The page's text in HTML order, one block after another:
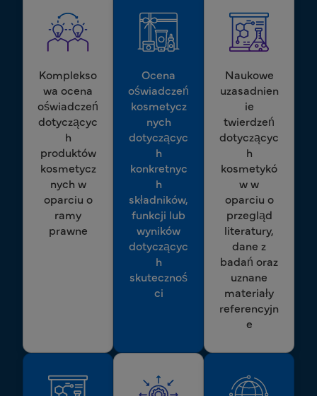
Komplekso
wa ocena
oświadczeń
dotyczącyc
h
produktów
kosmetycz
nych w
oparciu o
ramy
prawne
Ocena
oświadczeń
kosmetycz
nych
dotyczącyc
h
konkretnyc
h
składników,
funkcji lub
wyników
dotyczącyc
h
skutecznoś
ci
Naukowe
uzasadnien
ie
twierdzeń
dotyczącyc
h
kosmetykó
w w
oparciu o
przegląd
literatury,
dane z
badań oraz
uznane
materiały
referencyjn
e